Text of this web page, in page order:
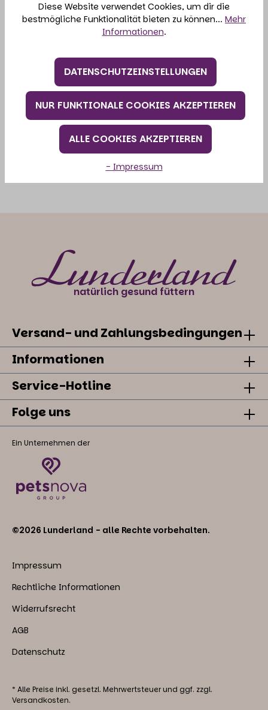
ANALYTISCHE BESTANDTEILE
HANDHABUNG
natürlich gesund füttern
Versand- und Zahlungsbedingungen
Informationen
Service-Hotline
Folge uns
Ein Unternehmen der
©2026 Lunderland - alle Rechte vorbehalten.
Impressum
Rechtliche Informationen
Widerrufsrecht
AGB
Datenschutz
* Alle Preise inkl. gesetzl. Mehrwertsteuer und ggf. zzgl.
Versandkosten.
Diese Website verwendet Cookies, um dir die
bestmögliche Funktionalität bieten zu können... Mehr
Informationen.
DATENSCHUTZEINSTELLUNGEN
NUR FUNKTIONALE COOKIES AKZEPTIEREN
ALLE COOKIES AKZEPTIEREN
- Impressum